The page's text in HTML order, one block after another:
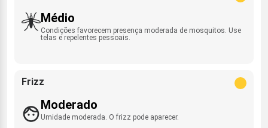
Médio
Condições favorecem presença moderada de mosquitos. Use
telas e repelentes pessoais.
Frizz
Moderado
Umidade moderada. O frizz pode aparecer.